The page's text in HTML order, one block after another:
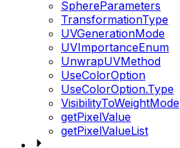
SphereParameters
TransformationType
UVGenerationMode
UVImportanceEnum
UnwrapUVMethod
UseColorOption
UseColorOption.Type
VisibilityToWeightMode
getPixelValue
getPixelValueList